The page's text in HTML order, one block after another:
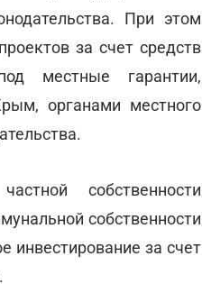
При этом
за счет средств
местные гарантии,
органами местного
собственности
собственности
инвестирование за счет